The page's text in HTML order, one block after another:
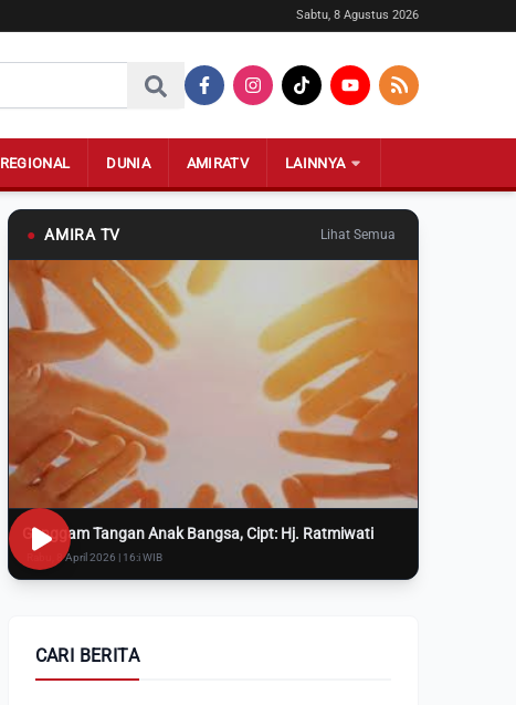
Sabtu, 8 Agustus 2026
REGIONAL DUNIA AMIRATV LAINNYA
● AMIRA TV Lihat Semua
Genggam Tangan Anak Bangsa, Cipt: Hj. Ratmiwati
Rabu, 8 April 2026 | 16:i WIB
CARI BERITA